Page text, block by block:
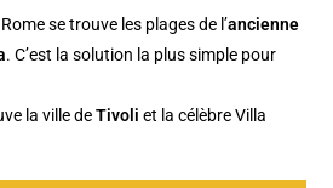
se trouve les plages de l’ancienne
. C’est la solution la plus simple pour
la ville deTivoliet lacélèbre Villa